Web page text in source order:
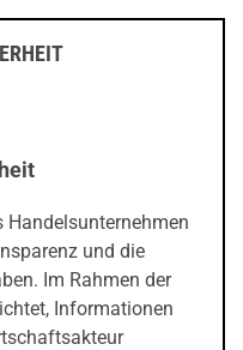
und die
Im Rahmen der
Informationen